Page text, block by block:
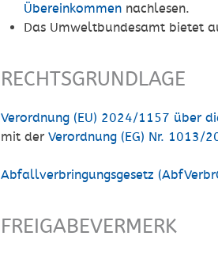
Übereinkommen nachlesen.
Das Umweltbundesamt bietet
RECHTSGRUNDLAGE
Verordnung (EU) 2024/1157 über
mit der Verordnung (EG) Nr. 1013/
Abfallverbringungsgesetz
FREIGABEVERMERK